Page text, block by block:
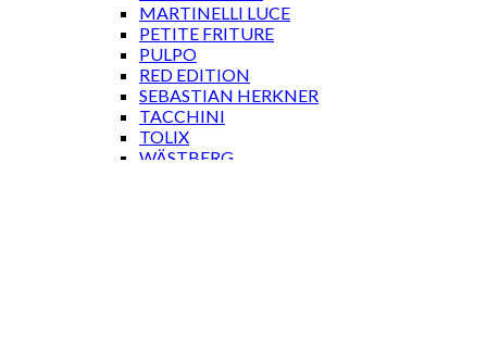
MARTINELLI LUCE
PETITE FRITURE
PULPO
RED EDITION
SEBASTIAN HERKNER
TACCHINI
TOLIX
WÄSTBERG